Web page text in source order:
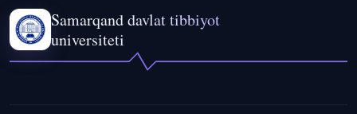
Samarqand davlat tibbiyot
universiteti